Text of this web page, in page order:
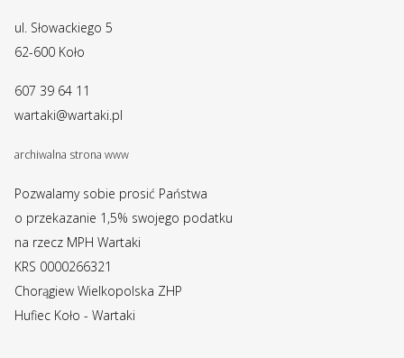
ul. Słowackiego 5
62-600 Koło
607 39 64 11
wartaki@wartaki.pl
archiwalna strona www
Pozwalamy sobie prosić Państwa
o przekazanie 1,5% swojego podatku
na rzecz MPH Wartaki
KRS 0000266321
Chorągiew Wielkopolska ZHP
Hufiec Koło - Wartaki